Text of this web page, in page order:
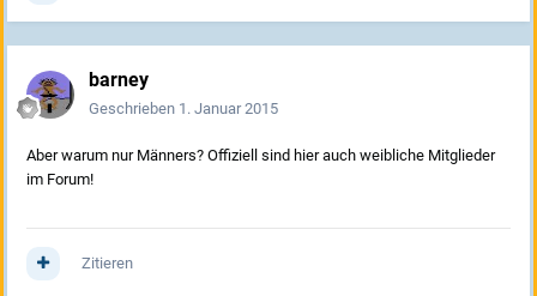
barney
Geschrieben 1. Januar 2015
Aber warum nur Männers? Offiziell sind hier auch weibliche Mitglieder
im Forum!
Zitieren